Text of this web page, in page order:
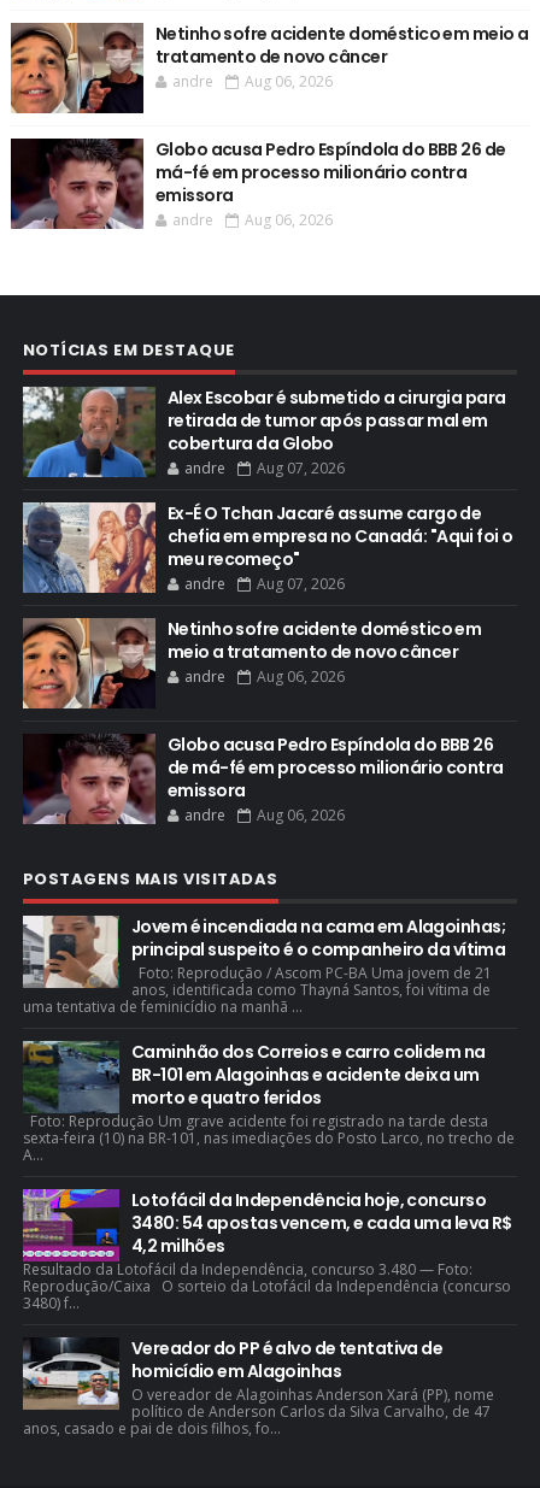
Netinho sofre acidente doméstico em meio a
tratamento de novo câncer
andre Aug 06, 2026
Globo acusa Pedro Espíndola do BBB 26 de
má-fé em processo milionário contra
emissora
andre Aug 06, 2026
NOTÍCIAS EM DESTAQUE
Alex Escobar é submetido a cirurgia para
retirada de tumor após passar mal em
cobertura da Globo
andre Aug 07, 2026
Ex-É O Tchan Jacaré assume cargo de
chefia em empresa no Canadá: "Aqui foi o
meu recomeço"
andre Aug 07, 2026
Netinho sofre acidente doméstico em
meio a tratamento de novo câncer
andre Aug 06, 2026
Globo acusa Pedro Espíndola do BBB 26
de má-fé em processo milionário contra
emissora
andre Aug 06, 2026
POSTAGENS MAIS VISITADAS
Jovem é incendiada na cama em Alagoinhas;
principal suspeito é o companheiro da vítima
Foto: Reprodução / Ascom PC-BA Uma jovem de 21
anos, identificada como Thayná Santos, foi vítima de
uma tentativa de feminicídio na manhã ...
Caminhão dos Correios e carro colidem na
BR-101 em Alagoinhas e acidente deixa um
morto e quatro feridos
Foto: Reprodução Um grave acidente foi registrado na tarde desta
sexta-feira (10) na BR-101, nas imediações do Posto Larco, no trecho de
A...
Lotofácil da Independência hoje, concurso
3480: 54 apostas vencem, e cada uma leva R$
4,2 milhões
Resultado da Lotofácil da Independência, concurso 3.480 — Foto:
Reprodução/Caixa O sorteio da Lotofácil da Independência (concurso
3480) f...
Vereador do PP é alvo de tentativa de
homicídio em Alagoinhas
O vereador de Alagoinhas Anderson Xará (PP), nome
político de Anderson Carlos da Silva Carvalho, de 47
anos, casado e pai de dois filhos, fo...